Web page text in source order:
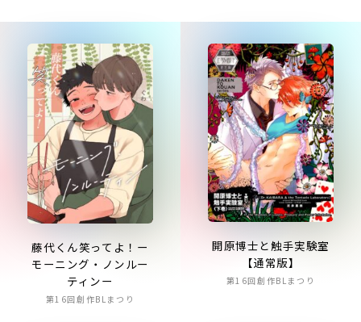
藤代くん笑ってよ！ー
モーニング・ノンルー
ティンー
第16回創作BLまつり
開原博士と触手実験室
【通常版】
第16回創作BLまつり